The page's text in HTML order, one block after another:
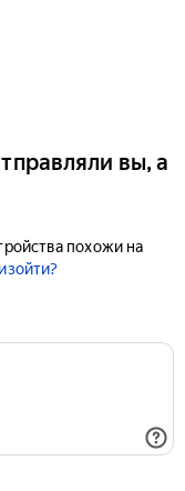
вы, а
похожи на